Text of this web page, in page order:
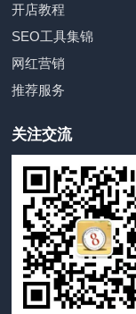
开店教程
SEO工具集锦
网红营销
推荐服务
关注交流